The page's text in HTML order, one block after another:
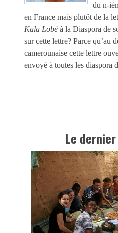
du n-
en France mais plutôt de la
Kala Lobéà la Diaspora de
sur cette lettre? Parce qu’au
camerounaise cette lettre
envoyé à toutes les diaspora
Le